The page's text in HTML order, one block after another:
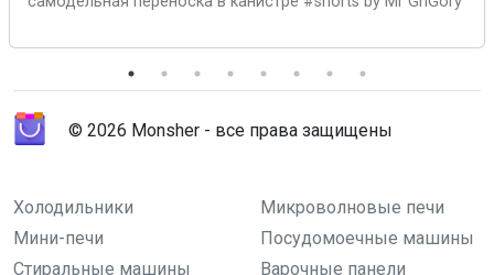
© 2026 Monsher - все права защищены
Холодильники
Микроволновые печи
Мини-печи
Посудомоечные машины
Стиральные машины
Варочные панели